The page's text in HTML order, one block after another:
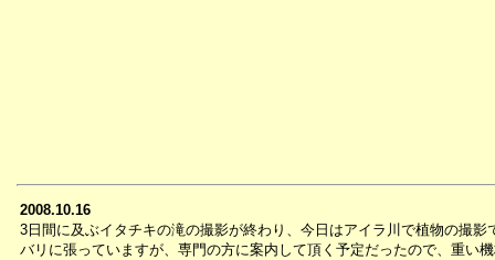
2008.10.16
3日間に及ぶイタチキの滝の撮影が終わり、今日はアイラ川で植物の撮影
バリに張っていますが、専門の方に案内して頂く予定だったので、重い